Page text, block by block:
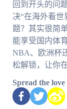
回到开头的问
决“在海外看世
题？其实很简
能享受国内体
NBA、欧洲杯
松解锁，让你
Spread the love